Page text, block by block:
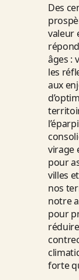
Des
valeur
âges :
les
aux
virage
pour
villes
nos
notre
pour
forte